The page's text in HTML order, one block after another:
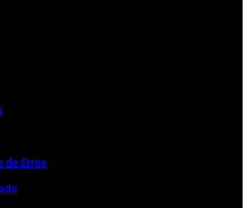
de Erros